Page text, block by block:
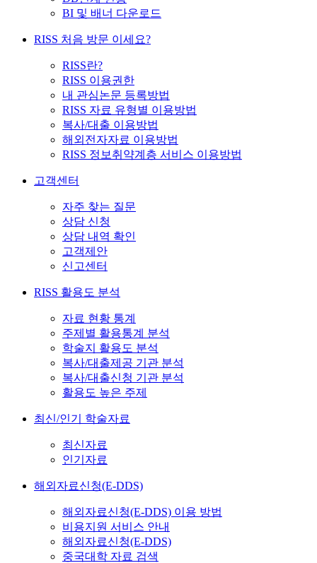
BI 및 배너 다운로드
RISS 처음 방문 이세요?
RISS란?
RISS 이용권한
내 관심논문 등록방법
RISS 자료 유형별 이용방법
복사/대출 이용방법
해외전자자료 이용방법
RISS 정보취약계층 서비스 이용방법
고객센터
자주 찾는 질문
상담 신청
상담 내역 확인
고객제안
신고센터
RISS 활용도 분석
자료 현황 통계
주제별 활용통계 분석
학술지 활용도 분석
복사/대출제공 기관 분석
복사/대출신청 기관 분석
활용도 높은 주제
최신/인기 학술자료
최신자료
인기자료
해외자료신청(E-DDS)
해외자료신청(E-DDS) 이용 방법
비용지원 서비스 안내
해외자료신청(E-DDS)
중국대학 자료 검색